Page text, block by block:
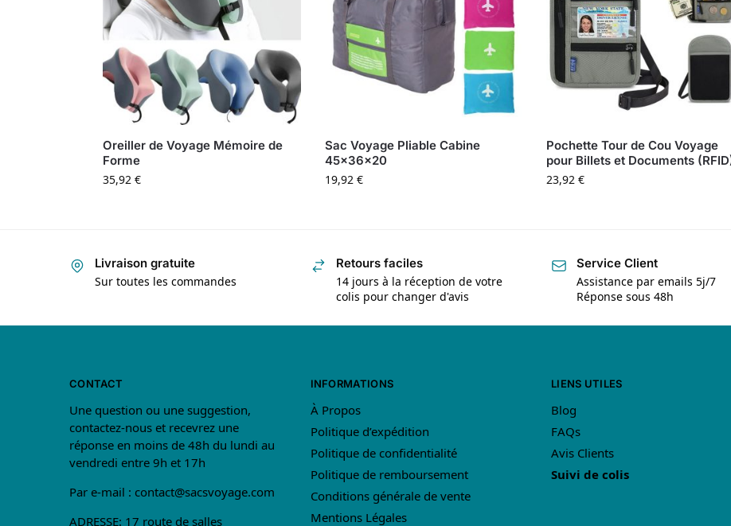
Oreiller de Voyage Mémoire de
Forme
35,92 €
Sac Voyage Pliable Cabine
45x36x20
19,92 €
Pochette Tour de Cou Voyage
pour Billets et Documents
23,92€
Livraison gratuite
Sur toutes les commandes
Retours faciles
14 jours à la réception de votre
colis pour changer d'avis
Service Client
Assistance par emails 5j/7
Réponse sous 48h
CONTACT
Une question ou une suggestion,
contactez-nous et recevrez une
réponse en moins de 48h du lundi au
vendredi entre 9h et 17h
Par e-mail : contact@sacsvoyage.com
ADRESSE: 17 route de salles
INFORMATIONS
À Propos
Politique d’expédition
Politique de confidentialité
Politique de remboursement
Conditions générale de vente
Mentions Légales
LIENS UTILES
Blog
FAQs
Avis Clients
Suivi de colis